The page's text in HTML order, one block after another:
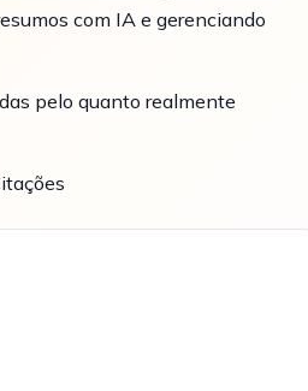
com IA e gerenciando
pelo quanto realmente